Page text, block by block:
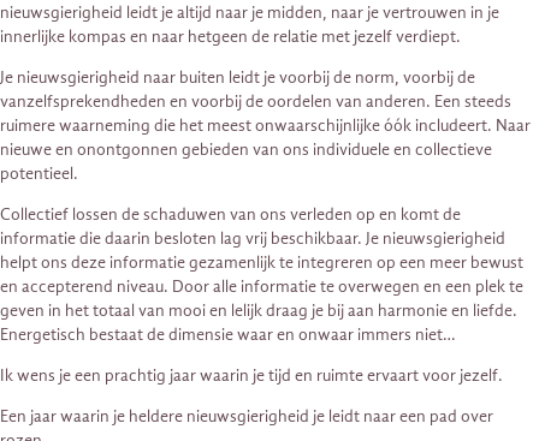
nieuwsgierigheid leidt je altijd naar je midden, naar je vertrouwen in je
innerlijke kompas en naar hetgeen de relatie met jezelf verdiept.
Je nieuwsgierigheid naar buiten leidt je voorbij de norm, voorbij de
vanzelfsprekendheden en voorbij de oordelen van anderen. Een steeds
ruimere waarneming die het meest onwaarschijnlijke óók includeert. Naar
nieuwe en onontgonnen gebieden van ons individuele en collectieve
potentieel.
Collectief lossen de schaduwen van ons verleden op en komt de
informatie die daarin besloten lag vrij beschikbaar. Je nieuwsgierigheid
helpt ons deze informatie gezamenlijk te integreren op een meer bewust
en accepterend niveau. Door alle informatie te overwegen en een plek te
geven in het totaal van mooi en lelijk draag je bij aan harmonie en liefde.
Energetisch bestaat de dimensie waar en onwaar immers niet…
Ik wens je een prachtig jaar waarin je tijd en ruimte ervaart voor jezelf.
Een jaar waarin je heldere nieuwsgierigheid je leidt naar een pad over